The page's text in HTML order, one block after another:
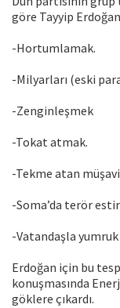
göre Tayyip
-Hortumlamak.
-Milyarları (eski
-Zenginleşmek
-Tokat atmak.
-Tekme atan
-Soma’da terör
-Vatandaşla
Erdoğan için bu
konuşmasında
göklere çıkardı.